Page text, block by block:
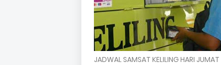
JADWAL SAMSAT KELILING HARI